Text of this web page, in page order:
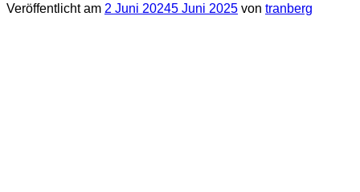
Veröffentlicht am 2 Juni 20245 Juni 2025 von tranberg